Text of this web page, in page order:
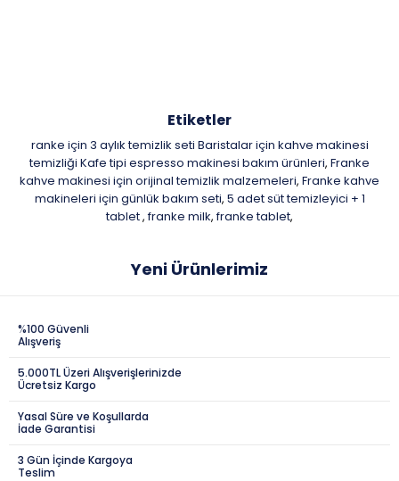
Etiketler
ranke için 3 aylık temizlik seti Baristalar için kahve makinesi
temizliği Kafe tipi espresso makinesi bakım ürünleri, Franke
kahve makinesi için orijinal temizlik malzemeleri, Franke kahve
makineleri için günlük bakım seti, 5 adet süt temizleyici + 1
tablet, franke milk, franke tablet,
Yeni Ürünlerimiz
%100 Güvenli
Alışveriş
5.000TL Üzeri Alışverişlerinizde
Ücretsiz Kargo
Yasal Süre ve Koşullarda
İade Garantisi
3 Gün İçinde Kargoya
Teslim